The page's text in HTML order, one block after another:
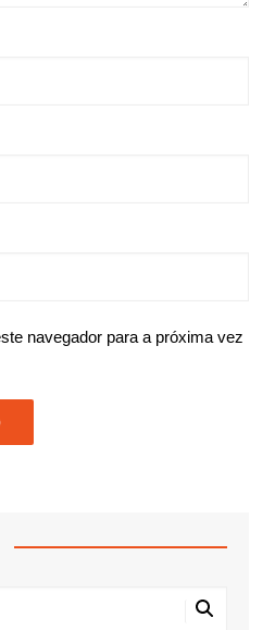
navegador para a próxima vez